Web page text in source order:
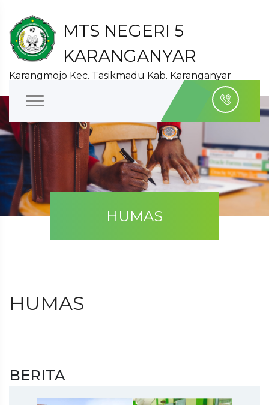
MTS NEGERI 5
KARANGANYAR
Karangmojo Kec. Tasikmadu Kab. Karanganyar
HUMAS
HUMAS
BERITA